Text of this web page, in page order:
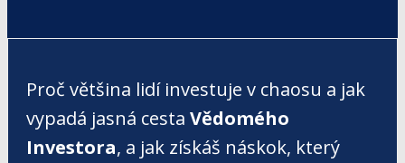
Proč většina lidí investuje v chaosu a jak
vypadá jasná cesta Vědomého
Investora, a jak získáš náskok, který